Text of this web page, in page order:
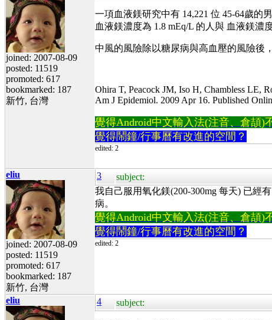
joined: 2007-08-09
posted: 11519
promoted: 617
bookmarked: 187
新竹, 台灣
一項血液鎂研究中有 14,221 位 45-64歲的
血液鎂濃度為 1.8 mEq/L 的人與 血液鎂濃
中風的風險除以糖尿病與高血壓的風險後
Ohira T, Peacock JM, Iso H, Chambless LE,
Am J Epidemiol. 2009 Apr 16. Published
覺得Android中文輸入法(注音、倉頡)
覺得鬧鐘/行事曆有改進的空間？
edited: 2
eliu
joined: 2007-08-09
posted: 11519
promoted: 617
bookmarked: 187
新竹, 台灣
3 subject:
我自己服用氧化鎂(200-300mg 每天) 已經
病。
覺得Android中文輸入法(注音、倉頡)
覺得鬧鐘/行事曆有改進的空間？
edited: 2
eliu 4 subject: